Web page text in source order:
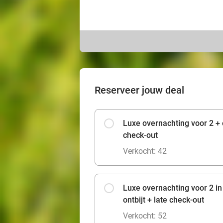
Reserveer jouw deal
Luxe overnachting voor 2 +
check-out
Verkocht: 42
Luxe overnachting voor 2
ontbijt + late check-out
Verkocht: 52